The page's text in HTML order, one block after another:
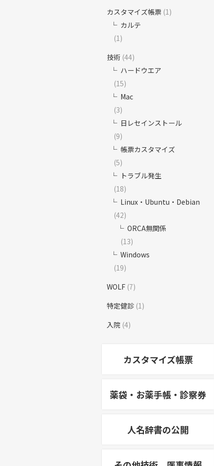
カスタマイズ帳票 (1)
カルテ
(1)
技術 (44)
ハードウエア
(15)
Mac
(3)
日レセインストール
(9)
帳票カスタマイズ
(5)
トラブル発生
(18)
Linux・Ubuntu・Debian
(42)
ORCA無関係
(13)
Windows
(19)
WOLF (7)
特定健診 (1)
入院 (4)
カスタマイズ帳票
薬袋・お薬手帳・診察券
人名辞書の公開